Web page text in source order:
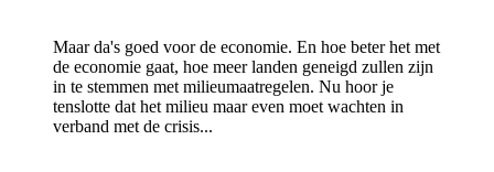
Maar da's goed voor de economie. En hoe beter het met
de economie gaat, hoe meer landen geneigd zullen zijn
in te stemmen met milieumaatregelen. Nu hoor je
tenslotte dat het milieu maar even moet wachten in
verband met de crisis...